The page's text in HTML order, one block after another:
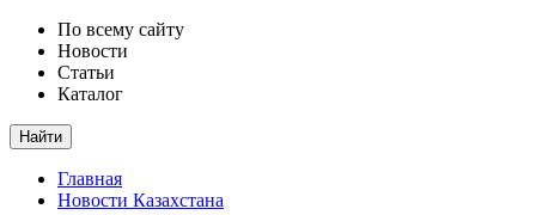
По всему сайту
Новости
Статьи
Каталог
Найти
Главная
Новости Казахстана